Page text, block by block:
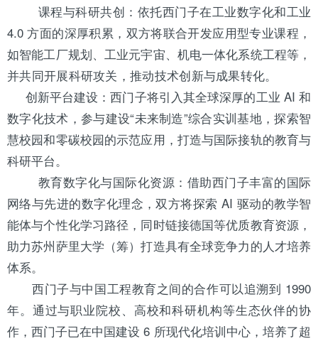
课程与科研共创：依托西门子在工业数字化和工业
4.0 方面的深厚积累，双方将联合开发应用型专业课程，
如智能工厂规划、工业元宇宙、机电一体化系统工程等，
并共同开展科研攻关，推动技术创新与成果转化。
创新平台建设：西门子将引入其全球深厚的工业 AI 和
数字化技术，参与建设“未来制造”综合实训基地，探索智
慧校园和零碳校园的示范应用，打造与国际接轨的教育与
科研平台。
教育数字化与国际化资源：借助西门子丰富的国际
网络与先进的数字化理念，双方将探索 AI 驱动的教学智
能体与个性化学习路径，同时链接德国等优质教育资源，
助力苏州萨里大学（筹）打造具有全球竞争力的人才培养
体系。
西门子与中国工程教育之间的合作可以追溯到 1990
年。通过与职业院校、高校和科研机构等生态伙伴的协
作，西门子已在中国建设 6 所现代化培训中心，培养了超